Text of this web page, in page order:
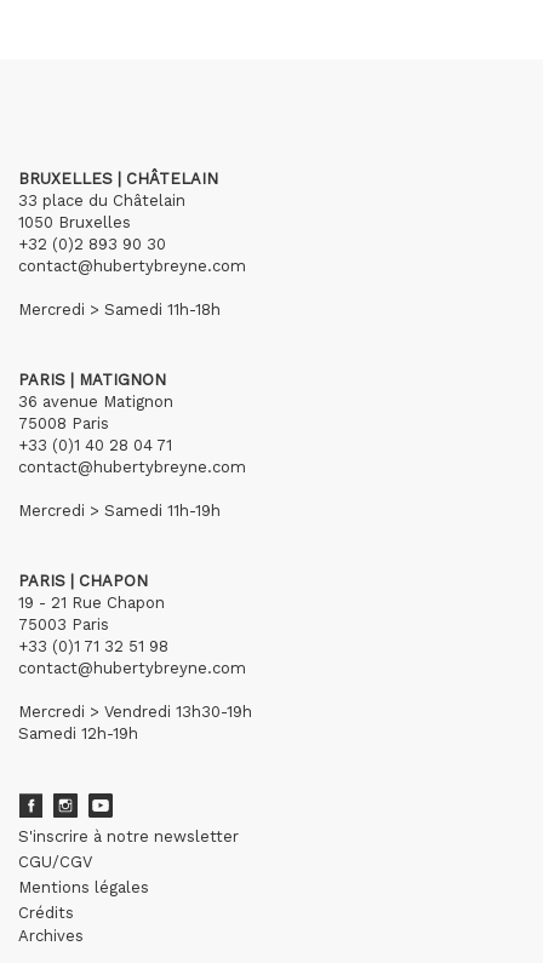
BRUXELLES | CHÂTELAIN
33 place du Châtelain
1050 Bruxelles
+32 (0)2 893 90 30
contact@hubertybreyne.com
Mercredi > Samedi 11h-18h
PARIS | MATIGNON
36 avenue Matignon
75008 Paris
+33 (0)1 40 28 04 71
contact@hubertybreyne.com
Mercredi > Samedi 11h-19h
PARIS | CHAPON
19 - 21 Rue Chapon
75003 Paris
+33 (0)1 71 32 51 98
contact@hubertybreyne.com
Mercredi > Vendredi 13h30-19h
Samedi 12h-19h
S'inscrire à notre newsletter
CGU/CGV
Mentions légales
Crédits
Archives